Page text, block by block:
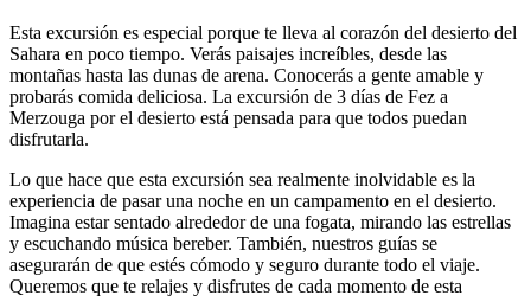
Esta excursión es especial porque te lleva al corazón del desierto del
Sahara en poco tiempo. Verás paisajes increíbles, desde las
montañas hasta las dunas de arena. Conocerás a gente amable y
probarás comida deliciosa. La excursión de 3 días de Fez a
Merzouga por el desierto está pensada para que todos puedan
disfrutarla.
Lo que hace que esta excursión sea realmente inolvidable es la
experiencia de pasar una noche en un campamento en el desierto.
Imagina estar sentado alrededor de una fogata, mirando las estrellas
y escuchando música bereber. También, nuestros guías se
asegurarán de que estés cómodo y seguro durante todo el viaje.
Queremos que te relajes y disfrutes de cada momento de esta